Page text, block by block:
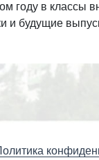
году в классы
и будущие